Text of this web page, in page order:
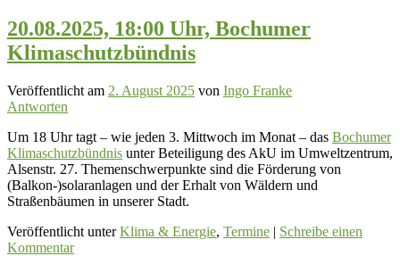
20.08.2025, 18:00 Uhr, Bochumer
Klimaschutzbündnis
Veröffentlicht am 2. August 2025 von Ingo Franke
Antworten
Um 18 Uhr tagt – wie jeden 3. Mittwoch im Monat – das Bochumer
Klimaschutzbündnis unter Beteiligung des AkU im Umweltzentrum,
Alsenstr. 27. Themenschwerpunkte sind die Förderung von
(Balkon-)solaranlagen und der Erhalt von Wäldern und
Straßenbäumen in unserer Stadt.
Veröffentlicht unter Klima & Energie, Termine | Schreibe einen
Kommentar